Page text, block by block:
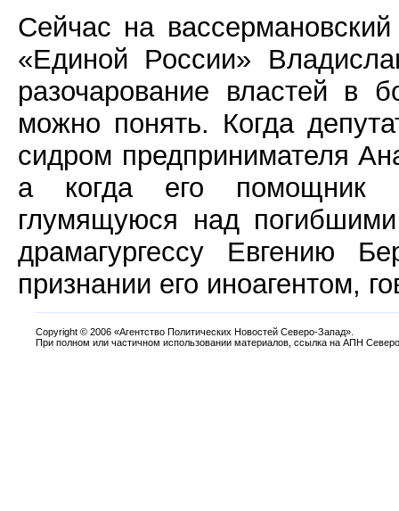
Сейчас на
«Единой России»
разочарование властей в
можно понять. Когда
сидром предпринимателя
а когда его помощник
глумящуюся над
драмагургессу Евгению
признании его иноагентом,
Copyright © 2006 «Агентство Политических Новостей Северо-Запад».
При полном или частичном использовании материалов, ссылка на АПН